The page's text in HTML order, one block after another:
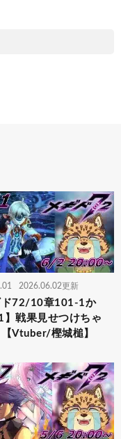
2026.06.02更新
ド72/10章101-1か
】戦果見せつけちゃ
Vtuber/樫城槌】